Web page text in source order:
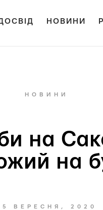
НОВИНИ
НОВИНИ
на
на
ВЕРЕСНЯ, 2020